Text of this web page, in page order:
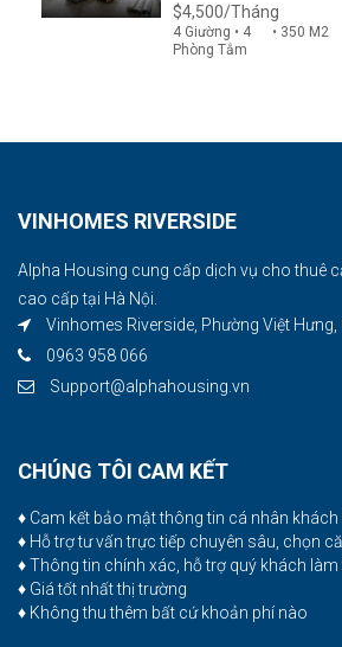
$4,500/Tháng
4 Giường • 4
Phòng Tắm
• 350 M2
VINHOMES RIVERSIDE
Alpha Housing cung cấp dịch vụ cho thuê
cao cấp tại Hà Nội.
Vinhomes Riverside, Phường Việt Hưng,
0963 958 066
Support@alphahousing.vn
CHÚNG TÔI CAM KẾT
♦ Cam kết bảo mật thông tin cá nhân khách
♦ Hỗ trợ tư vấn trực tiếp chuyên sâu, chọn
♦ Thông tin chính xác, hỗ trợ quý khách
♦ Giá tốt nhất thị trường
♦ Không thu thêm bất cứ khoản phí nào